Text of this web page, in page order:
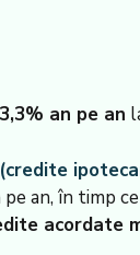
an pe an
an, în timp
acordate